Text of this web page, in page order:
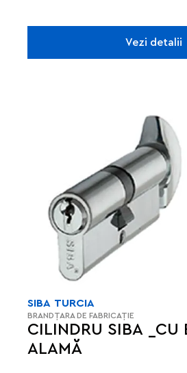
Vezi detalii
CILINDRU SIBA _CU
ALAMĂ
SIBA
BRAND
TURCIA
ȚARA DE FABRICAȚIE